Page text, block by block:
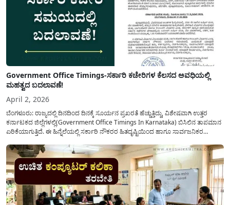
Government Office Timings-ಸರ್ಕಾರಿ ಕಚೇರಿಗಳ ಕೆಲಸದ ಅವಧಿಯಲ್ಲಿ
ಮಹತ್ವದ ಬದಲಾವಣೆ!
April 2, 2026
ಬೆಂಗಳೂರು: ರಾಜ್ಯದಲ್ಲಿ ದಿನದಿಂದ ದಿನಕ್ಕೆ ಸೂರ್ಯನ ಪ್ರಖರತೆ ಹೆಚ್ಚುತ್ತಿದ್ದು, ವಿಶೇಷವಾಗಿ ಉತ್ತರ
ಕರ್ನಾಟಕದ ಜಿಲ್ಲೆಗಳಲ್ಲಿ(Government Office Timings In Karnataka) ಬಿಸಿಲಿನ ತಾಪಮಾನ
ಏರಿಕೆಯಾಗುತ್ತಿದೆ. ಈ ಹಿನ್ನೆಲೆಯಲ್ಲಿ ಸರ್ಕಾರಿ ನೌಕರರ ಹಿತದೃಷ್ಟಿಯಿಂದ ಹಾಗೂ ಸಾರ್ವಜನಿಕರ
ಮತ್ತು ಕಲ್ಯಾಣ ಕರ್ನಾಟಕದ ಒಟ್ಟು 9 ಜಿಲ್ಲೆಗಳಲ್ಲಿ ಏಪ್ರಿಲ್...